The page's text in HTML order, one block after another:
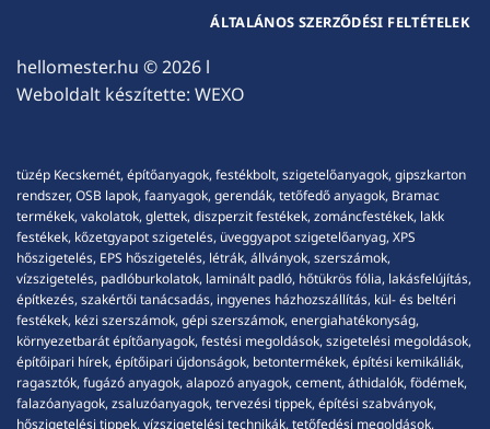
hellomester.hu © 2026 l
Weboldalt készítette: WEXO
ÁLTALÁNOS SZERZŐDÉSI FELTÉTELEK
tüzép Kecskemét, építőanyagok, festékbolt, szigetelőanyagok, gipszkarton
rendszer, OSB lapok, faanyagok, gerendák, tetőfedő anyagok, Bramac
termékek, vakolatok, glettek, diszperzit festékek, zománcfestékek, lakk
festékek, kőzetgyapot szigetelés, üveggyapot szigetelőanyag, XPS
hőszigetelés, EPS hőszigetelés, létrák, állványok, szerszámok,
vízszigetelés, padlóburkolatok, laminált padló, hőtükrös fólia, lakásfelújítás,
építkezés, szakértői tanácsadás, ingyenes házhozszállítás, kül- és beltéri
festékek, kézi szerszámok, gépi szerszámok, energiahatékonyság,
környezetbarát építőanyagok, festési megoldások, szigetelési megoldások,
építőipari hírek, építőipari újdonságok, betontermékek, építési kemikáliák,
ragasztók, fugázó anyagok, alapozó anyagok, cement, áthidalók, födémek,
falazóanyagok, zsaluzóanyagok, tervezési tippek, építési szabványok,
hőszigetelési tippek, vízszigetelési technikák, tetőfedési megoldások,